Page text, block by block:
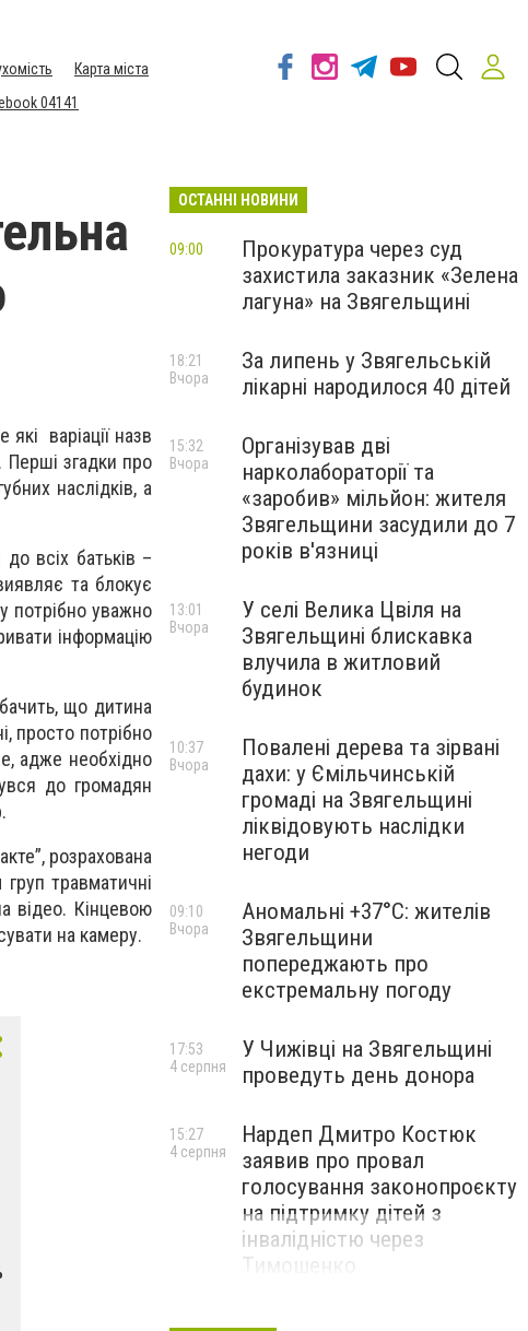
Карта міста
04141
варіації назв
Перші згадки про
наслідків, а
всіх батьків –
та блокує
потрібно уважно
інформацію
що дитина
просто потрібно
адже необхідно
до громадян
розрахована
травматичні
відео. Кінцевою
на камеру.
ОСТАННІ НОВИНИ
Прокуратура через суд
захистила заказник «Зелена
лагуна» на Звягельщині
09:00
За липень у Звягельській
лікарні народилося 40 дітей
18:21
Вчора
Організував дві
нарколабораторії та
«заробив» мільйон: жителя
Звягельщини засудили до 7
років в'язниці
15:32
Вчора
У селі Велика Цвіля на
Звягельщині блискавка
влучила в житловий
будинок
13:01
Вчора
Повалені дерева та зірвані
дахи: у Ємільчинській
громаді на Звягельщині
ліквідовують наслідки
негоди
10:37
Вчора
Аномальні +37°C: жителів
Звягельщини
попереджають про
екстремальну погоду
09:10
Вчора
У Чижівці на Звягельщині
проведуть день донора
17:53
4 серпня
Нардеп Дмитро Костюк
заявив про провал
голосування законопроєкту
на підтримку дітей з
інвалідністю через
Тимошенко
15:27
4 серпня